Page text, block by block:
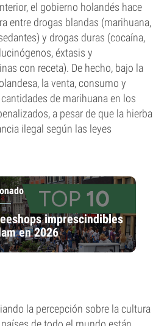
el gobierno holandés hace
entre drogas blandas (marihuana,
y drogas duras (cocaína,
éxtasis y
con receta). De hecho, bajo la
la venta, consumo y
de marihuana en los
a pesar de que la hierba
ilegal según las leyes
imprescindibles
en 2026
la percepción sobre la cultura